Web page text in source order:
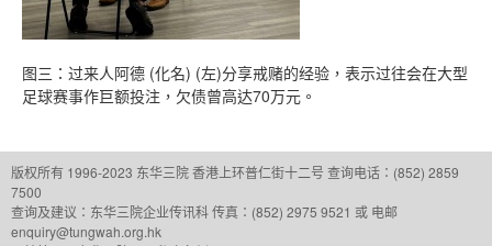
图三：过来人阿德 (化名) (左)分享戒赌的经验，表示过往会在大型
足球赛事作巨额投注，欠债曾高达70万元。
版权所有 1996-2023 东华三院香港上环普仁街十二号 查询电话：(852) 2859
7500
查询及建议： 东华三院企业传讯科传真：(852) 2975 9521 或 电邮
enquiry@tungwah.org.hk